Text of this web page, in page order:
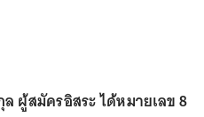
ผู้สมัครอิสระ ได้หมายเลข 8